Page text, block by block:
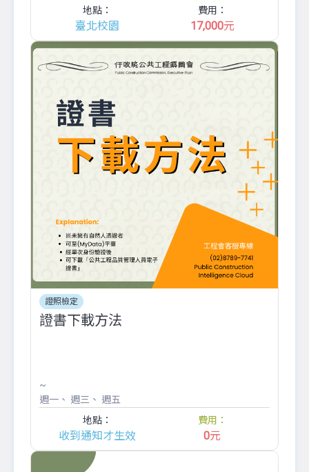
地點：
臺北校園
費用：
17,000元
證照檢定
證書下載方法
~
週一
週三
週五
地點：
收到通知才生效
費用：
0元